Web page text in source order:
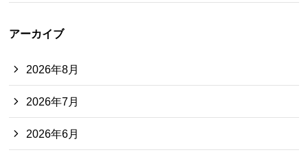
アーカイブ
2026年8月
2026年7月
2026年6月